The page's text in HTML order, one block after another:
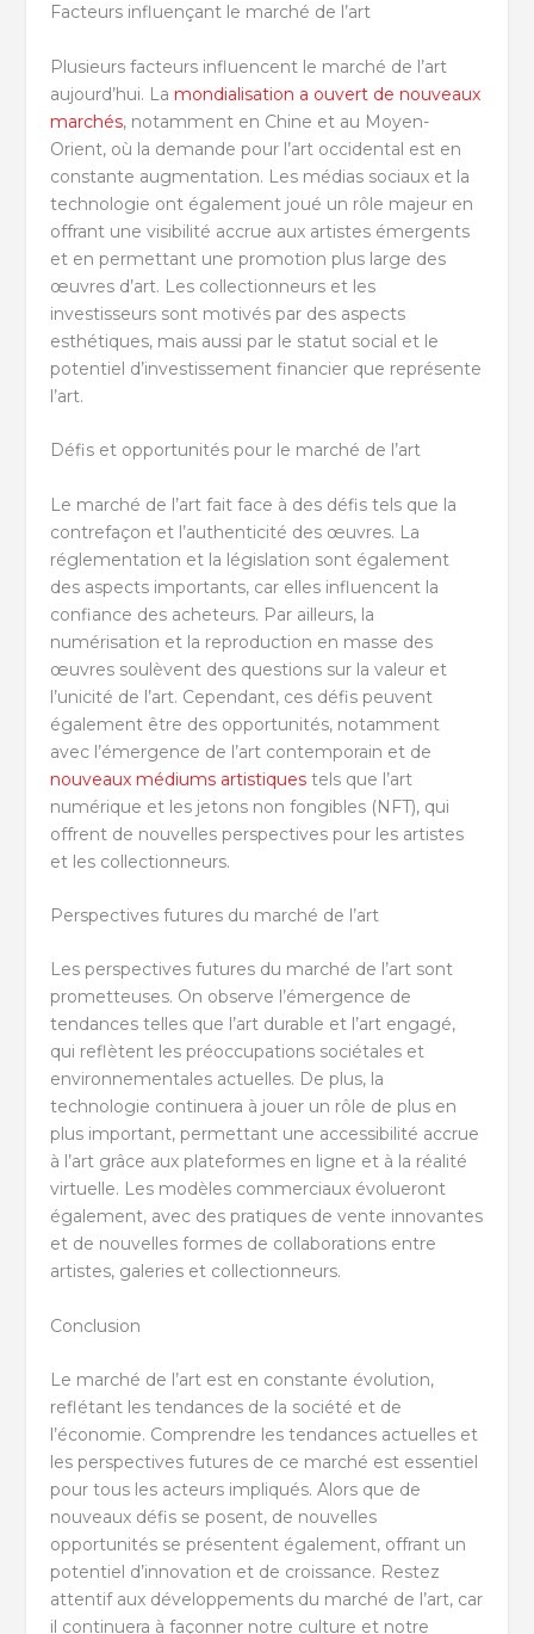
Facteurs influençant le marché de l’art
Plusieurs facteurs influencent le marché de l’art
aujourd’hui. La mondialisation a ouvert de nouveaux
marchés, notamment en Chine et au Moyen-
Orient, où la demande pour l’art occidental est en
constante augmentation. Les médias sociaux et la
technologie ont également joué un rôle majeur en
offrant une visibilité accrue aux artistes émergents
et en permettant une promotion plus large des
œuvres d’art. Les collectionneurs et les
investisseurs sont motivés par des aspects
esthétiques, mais aussi par le statut social et le
potentiel d’investissement financier que représente
l’art.
Défis et opportunités pour le marché de l’art
Le marché de l’art fait face à des défis tels que la
contrefaçon et l’authenticité des œuvres. La
réglementation et la législation sont également
des aspects importants, car elles influencent la
confiance des acheteurs. Par ailleurs, la
numérisation et la reproduction en masse des
œuvres soulèvent des questions sur la valeur et
l’unicité de l’art. Cependant, ces défis peuvent
également être des opportunités, notamment
avec l’émergence de l’art contemporain et de
nouveaux médiums artistiques tels que l’art
numérique et les jetons non fongibles (NFT), qui
offrent de nouvelles perspectives pour les artistes
et les collectionneurs.
Perspectives futures du marché de l’art
Les perspectives futures du marché de l’art sont
prometteuses. On observe l’émergence de
tendances telles que l’art durable et l’art engagé,
qui reflètent les préoccupations sociétales et
environnementales actuelles. De plus, la
technologie continuera à jouer un rôle de plus en
plus important, permettant une accessibilité accrue
à l’art grâce aux plateformes en ligne et à la réalité
virtuelle. Les modèles commerciaux évolueront
également, avec des pratiques de vente innovantes
et de nouvelles formes de collaborations entre
artistes, galeries et collectionneurs.
Conclusion
Le marché de l’art est en constante évolution,
reflétant les tendances de la société et de
l’économie. Comprendre les tendances actuelles et
les perspectives futures de ce marché est essentiel
pour tous les acteurs impliqués. Alors que de
nouveaux défis se posent, de nouvelles
opportunités se présentent également, offrant un
potentiel d’innovation et de croissance. Restez
attentif aux développements du marché de l’art, car
il continuera à façonner notre culture et notre